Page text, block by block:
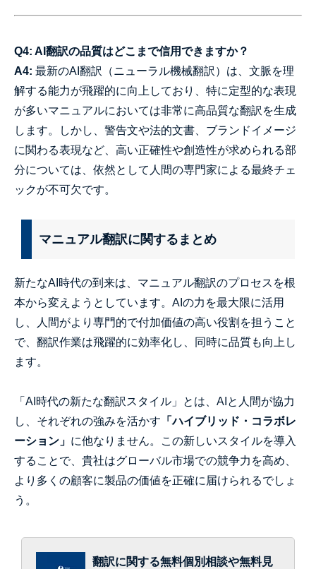
Q4: AI翻訳の品質はどこまで信用できますか？
A4: 最新のAI翻訳（ニューラル機械翻訳）は、文脈を理
解する能力が飛躍的に向上しており、特に定型的な表現
が多いマニュアルにおいては非常に高品質な翻訳を生成
します。しかし、警告文や法的文書、ブランドイメージ
に関わる表現など、高い正確性や創造性が求められる部
分については、依然として人間の専門家による最終チェ
ックが不可欠です。
マニュアル翻訳に関するまとめ
新たなAI時代の到来は、マニュアル翻訳のプロセスを根
本から変えようとしています。AIの力を最大限に活用
し、人間がより専門的で付加価値の高い役割を担うこと
で、翻訳作業は飛躍的に効率化し、同時に品質も向上し
ます。
「AI時代の新たな翻訳スタイル」とは、AIと人間が協力
し、それぞれの強みを活かす 「ハイブリッド・コラボレ
ーション」 に他なりません。この新しいスタイルを導入
することで、貴社はグローバル市場での競争力を高め、
より多くの顧客に製品の価値を正確に届けられるでしょ
う。
翻訳に関する無料個別相談や無料見